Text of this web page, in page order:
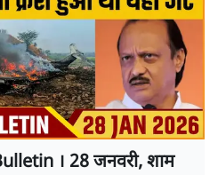
। 28 जनवरी, शाम